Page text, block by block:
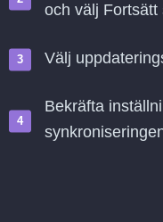
och välj Fortsätt
Välj
Bekräfta